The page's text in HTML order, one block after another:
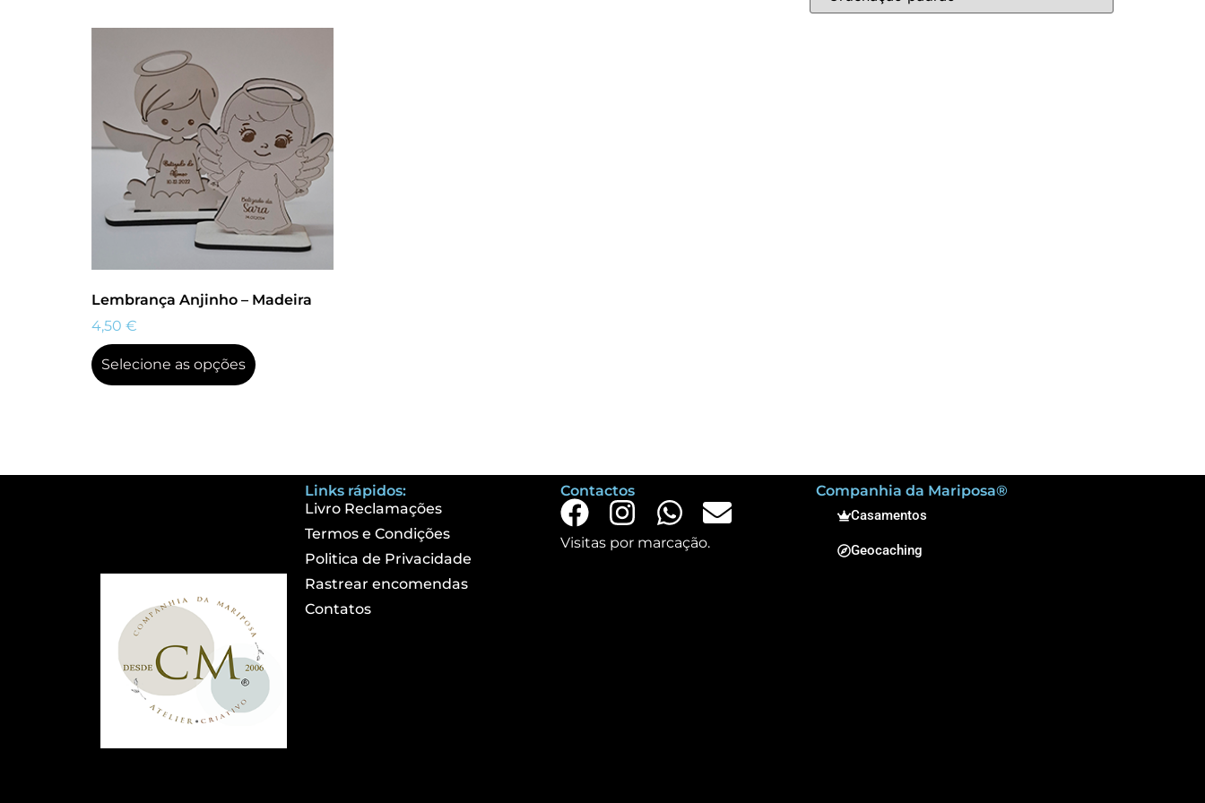
Lembrança Anjinho – Madeira
4,50 €
Selecione as opções
Links rápidos:
Livro Reclamações
Termos e Condições
Politica de Privacidade
Rastrear encomendas
Contatos
Contactos
Visitas por marcação.
Companhia da Mariposa®
Casamentos
Geocaching